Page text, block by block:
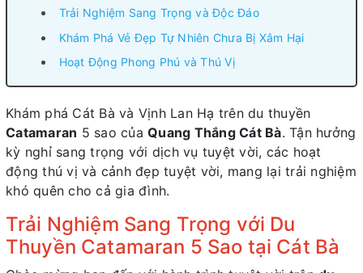
Trải Nghiệm Sang Trọng và Độc Đáo
Khám Phá Vẻ Đẹp Tự Nhiên Chưa Bị Xâm Hại
Hoạt Động Phong Phú và Thú Vị
Khám phá Cát Bà và Vịnh Lan Hạ trên du thuyền
Catamaran 5 sao của Quang Thắng Cát Bà. Tận hưởng
kỳ nghỉ sang trọng với dịch vụ tuyệt vời, các hoạt
động thú vị và cảnh đẹp tuyệt vời, mang lại trải nghiệm
khó quên cho cả gia đình.
Trải Nghiệm Sang Trọng với Du
Thuyền Catamaran 5 Sao tại Cát Bà